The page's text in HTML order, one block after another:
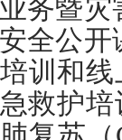
务暨灾
全公开
训和
救护